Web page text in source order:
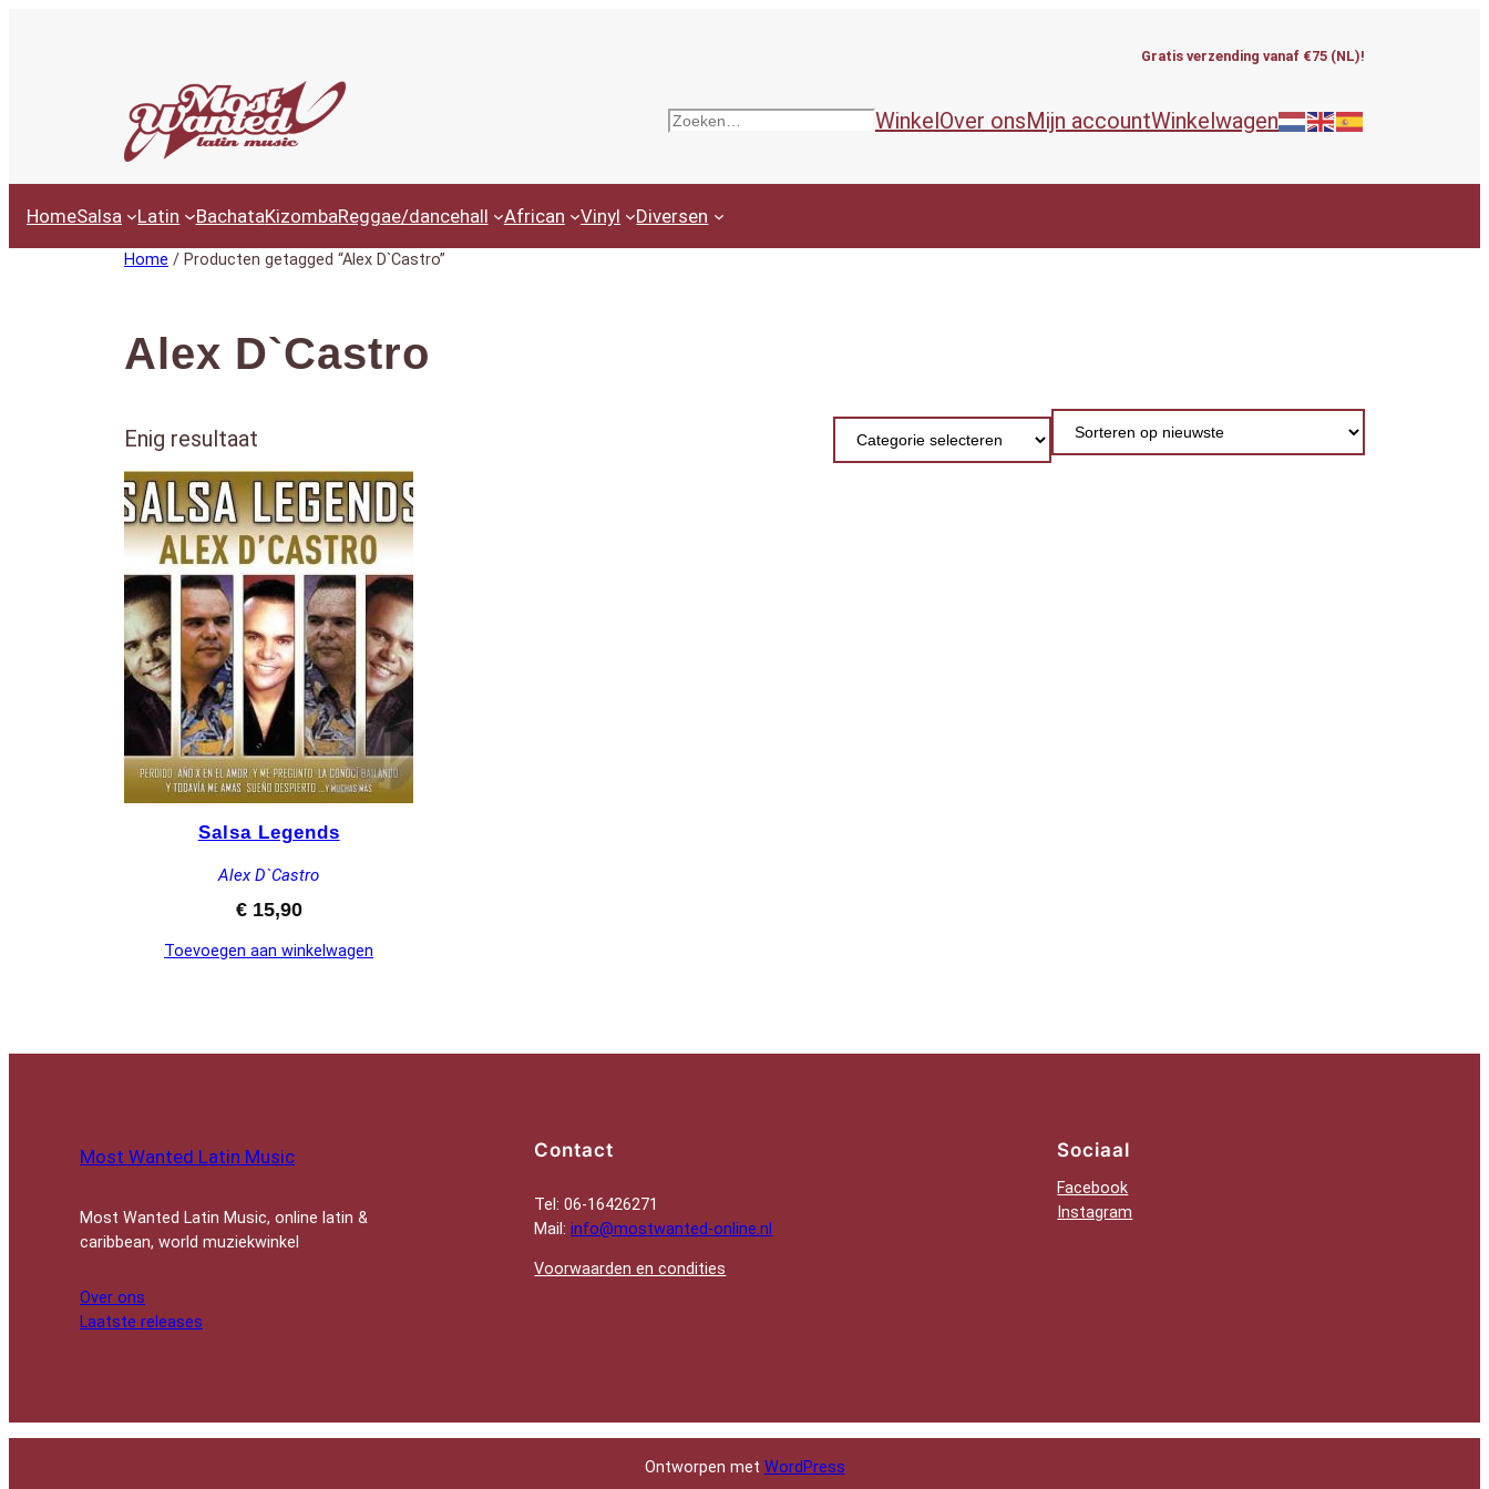
Gratis verzending vanaf €75 (NL)!
Zoeken WinkelOver onsMijn accountWinkelwagen
HomeSalsa Latin BachataKizombaReggae/dancehall African Vinyl Diversen
Home / Producten getagged “Alex D`Castro”
Alex D`Castro
Enig resultaat Productcategorieën
Salsa Legends
Alex D`Castro
€15,90
Toevoegen aan winkelwagen
Most Wanted Latin Music
Most Wanted Latin Music, online latin &
caribbean, world muziekwinkel
Over ons
Laatste releases
Contact
Tel: 06-16426271
Mail:info@mostwanted-online.nl
Voorwaarden en condities
Sociaal
Facebook
Instagram
Ontworpen met WordPress